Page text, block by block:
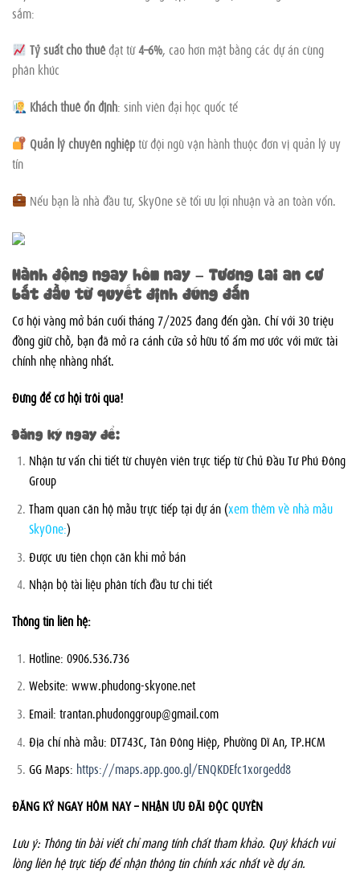
sắm:
Tỷ suất cho thuêđạt từ4–6%, cao hơn mặt bằng các dự án cùng
phân khúc
Khách thuê ổn định: sinh viên đại học quốc tế
Quản lý chuyên nghiệptừ đội ngũ vận hành thuộc đơn vị quản lý uy
tín
Nếu bạn là nhà đầu tư, SkyOne sẽ tối ưu lợi nhuận và an toàn vốn.
Hành động ngay hôm nay – Tương lai an cư
bắt đầu từ quyết định đúng đắn
Cơ hội vàng mở bán cuối tháng 7/2025 đang đến gần. Chỉ với 30 triệu
đồng giữ chỗ, bạn đã mở ra cánh cửa sở hữu tổ ấm mơ ước với mức tài
chính nhẹ nhàng nhất.
Đừng để cơ hội trôi qua!
Đăng ký ngay để:
Nhận tư vấn chi tiết từ chuyên viên trực tiếp từ Chủ Đầu Tư Phú Đông
Group
Tham quan căn hộ mẫu trực tiếp tại dự án (xem thêm về nhà mẫu
SkyOne:)
Được ưu tiên chọn căn khi mở bán
Nhận bộ tài liệu phân tích đầu tư chi tiết
Thông tin liên hệ:
Hotline: 0906.536.736
Website: www.phudong-skyone.net
Email: trantan.phudonggroup@gmail.com
Địa chỉ nhà mẫu: DT743C, Tân Đông Hiệp, Phường Dĩ An, TP.HCM
GG Maps: https://maps.app.goo.gl/ENQKDEfc1xorgedd8
ĐĂNG KÝ NGAY HÔM NAY – NHẬN ƯU ĐÃI ĐỘC QUYỀN
Lưu ý: Thông tin bài viết chỉ mang tính chất tham khảo. Quý khách vui
lòng liên hệ trực tiếp để nhận thông tin chính xác nhất về dự án.